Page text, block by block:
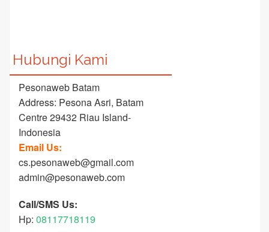
Hubungi Kami
Pesonaweb Batam
Address: Pesona Asri, Batam
Centre 29432 Riau Island-
Indonesia
Email Us:
cs.pesonaweb@gmail.com
admin@pesonaweb.com
Call/SMS Us:
Hp: 08117718119